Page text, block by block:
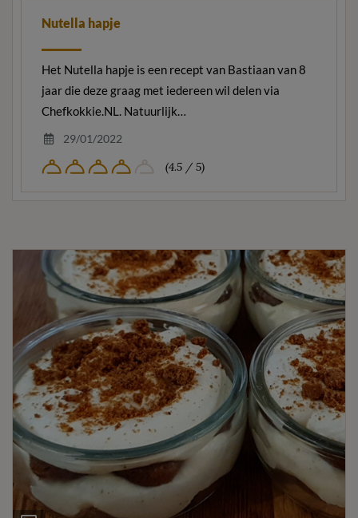
Nutella hapje
Het Nutella hapje is een recept van Bastiaan van 8
jaar die deze graag met iedereen wil delen via
Chefkokkie.NL. Natuurlijk…
29/01/2022
(4.5 / 5)